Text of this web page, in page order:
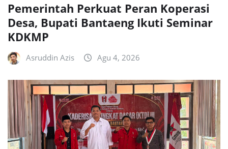
Pemerintah Perkuat Peran Koperasi
Desa, Bupati Bantaeng Ikuti Seminar
KDKMP
Asruddin Azis Agu 4, 2026